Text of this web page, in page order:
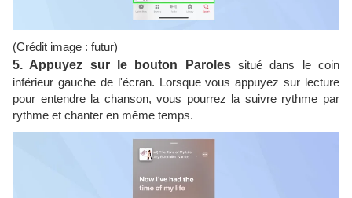
(Crédit image : futur)
5. Appuyez sur le bouton Parolessitué dans le coin
inférieur gauche de l'écran. Lorsque vous appuyez sur lecture
pour entendre la chanson, vous pourrez la suivre rythme par
rythme et chanter en même temps.